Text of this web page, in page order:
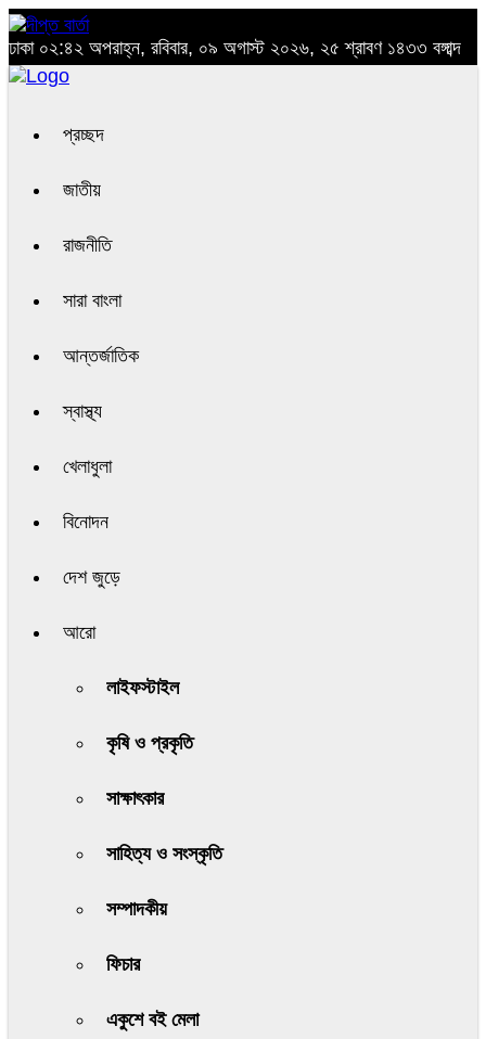
ঢাকা ০২:৪২ অপরাহ্ন, রবিবার, ০৯ অগাস্ট ২০২৬, ২৫ শ্রাবণ ১৪৩৩ বঙ্গাব্দ
প্রচ্ছদ
জাতীয়
রাজনীতি
সারা বাংলা
আন্তর্জাতিক
স্বাস্থ্য
খেলাধুলা
বিনোদন
দেশ জুড়ে
আরো
লাইফস্টাইল
কৃষি ও প্রকৃতি
সাক্ষাৎকার
সাহিত্য ও সংস্কৃতি
সম্পাদকীয়
ফিচার
একুশে বই মেলা